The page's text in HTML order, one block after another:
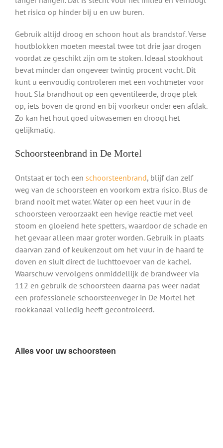
het risico op hinder bij u en uw buren.
Gebruik altijd droog en schoon hout als brandstof. Verse
houtblokken moeten meestal twee tot drie jaar drogen
voordat ze geschikt zijn om te stoken. Ideaal stookhout
bevat minder dan ongeveer twintig procent vocht. Dit
kunt u eenvoudig controleren met een vochtmeter voor
hout. Sla brandhout op een geventileerde, droge plek
op, iets boven de grond en bij voorkeur onder een afdak.
Zo kan het hout goed uitwasemen en droogt het
gelijkmatig.
Schoorsteenbrand in De Mortel
Ontstaat er toch een schoorsteenbrand, blijf dan zelf
weg van de schoorsteen en voorkom extra risico. Blus de
brand nooit met water. Water op een heet vuur in de
schoorsteen veroorzaakt een hevige reactie met veel
stoom en gloeiend hete spetters, waardoor de schade en
het gevaar alleen maar groter worden. Gebruik in plaats
daarvan zand of keukenzout om het vuur in de haard te
doven en sluit direct de luchttoevoer van de kachel.
Waarschuw vervolgens onmiddellijk de brandweer via
112 en gebruik de schoorsteen daarna pas weer nadat
een professionele schoorsteenveger in De Mortel het
rookkanaal volledig heeft gecontroleerd.
Alles voor uw schoorsteen